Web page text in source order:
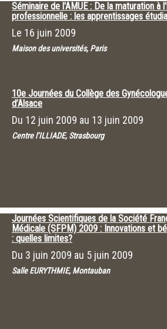
Séminaire de l'AMUE : De la maturation à
professionnelle : les apprentissages
Le 16 juin 2009
Maison des universités, Paris
10e Journées du Collège des
d’Alsace
Du 12 juin 2009 au 13 juin 2009
Centre l’ILLIADE, Strasbourg
Journées Scientifiques de la Société
Médicale (SFPM) 2009 : Innovations et
: quelles limites?
Du 3 juin 2009 au 5 juin 2009
Salle EURYTHMIE, Montauban